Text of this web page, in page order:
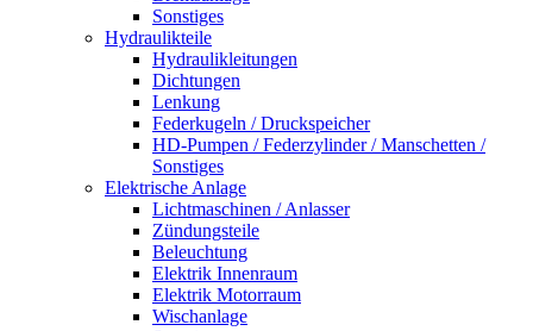
Sonstiges
Hydraulikteile
Hydraulikleitungen
Dichtungen
Lenkung
Federkugeln / Druckspeicher
HD-Pumpen / Federzylinder / Manschetten /
Sonstiges
Elektrische Anlage
Lichtmaschinen / Anlasser
Zündungsteile
Beleuchtung
Elektrik Innenraum
Elektrik Motorraum
Wischanlage